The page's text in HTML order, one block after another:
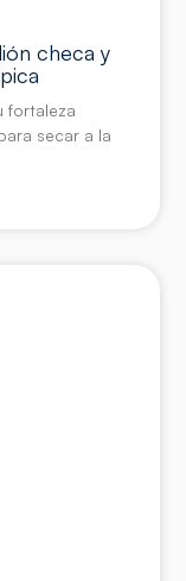
checa y
fortaleza
secar a la